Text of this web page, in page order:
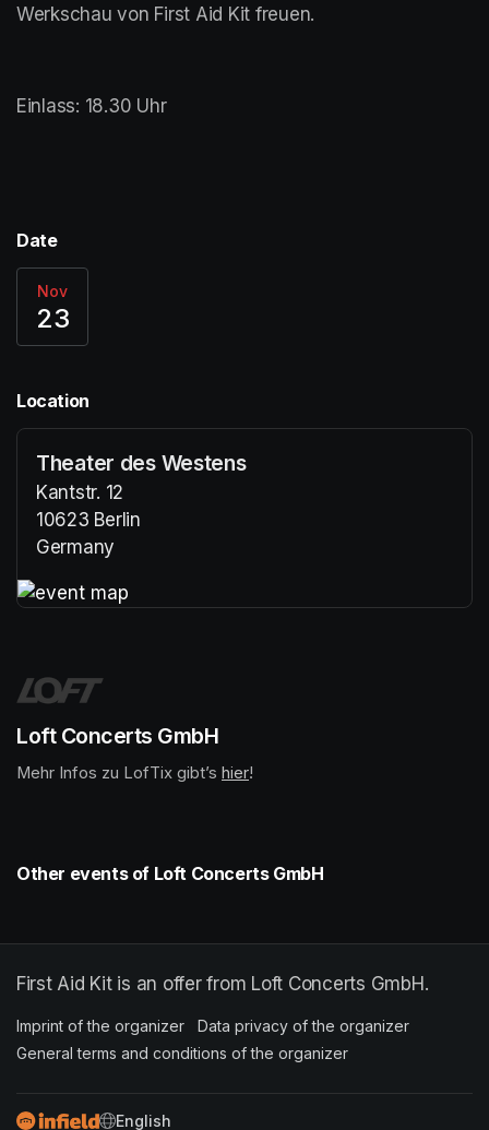
Werkschau von First Aid Kit freuen.
Einlass: 18.30 Uhr
Date
Nov
23
Location
Theater des Westens
Kantstr. 12
10623 Berlin
Germany
Loft Concerts GmbH
Mehr Infos zu LofTix gibt’s (opens in a new tab)
hier(opens in a new tab)
!
Other events of Loft Concerts GmbH
First Aid Kit is an offer from Loft Concerts GmbH.
Imprint of the organizer (opens in a new tab)
Data privacy of the organizer
General terms and conditions of the organizer